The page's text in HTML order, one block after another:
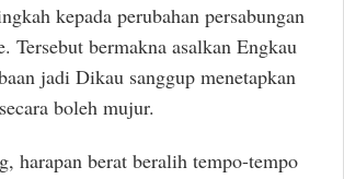
kepada perubahan persabungan
Tersebut bermakna asalkan Engkau
jadi Dikau sanggup menetapkan
boleh mujur.
harapan berat beralih tempo-tempo